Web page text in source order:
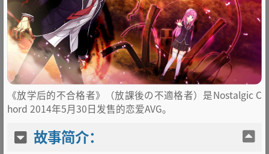
《放学后的不合格者》（放課後の不適格者）是Nostalgic C
hord 2014年5月30日发售的恋爱AVG。
故事简介：